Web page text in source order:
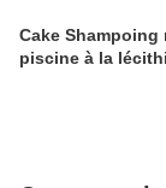
Cake Shampoing
piscine à la